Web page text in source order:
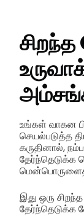
சிறந்த
உங்கள் வாகன
செயல்படுத்த
கருதினால்,
தேர்ந்தெடுக்க
மென்பொருளைத்
இது ஒரு
தேர்ந்தெடுக்க